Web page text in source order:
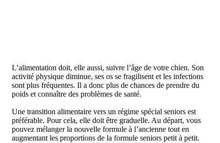
L’alimentation doit, elle aussi, suivre l’âge de votre chien. Son
activité physique diminue, ses os se fragilisent et les infections
sont plus fréquentes. Il a donc plus de chances de prendre du
poids et connaître des problèmes de santé.
Une transition alimentaire vers un régime spécial seniors est
préférable. Pour cela, elle doit être graduelle. Au départ, vous
pouvez mélanger la nouvelle formule à l’ancienne tout en
augmentant les proportions de la formule seniors petit à petit.